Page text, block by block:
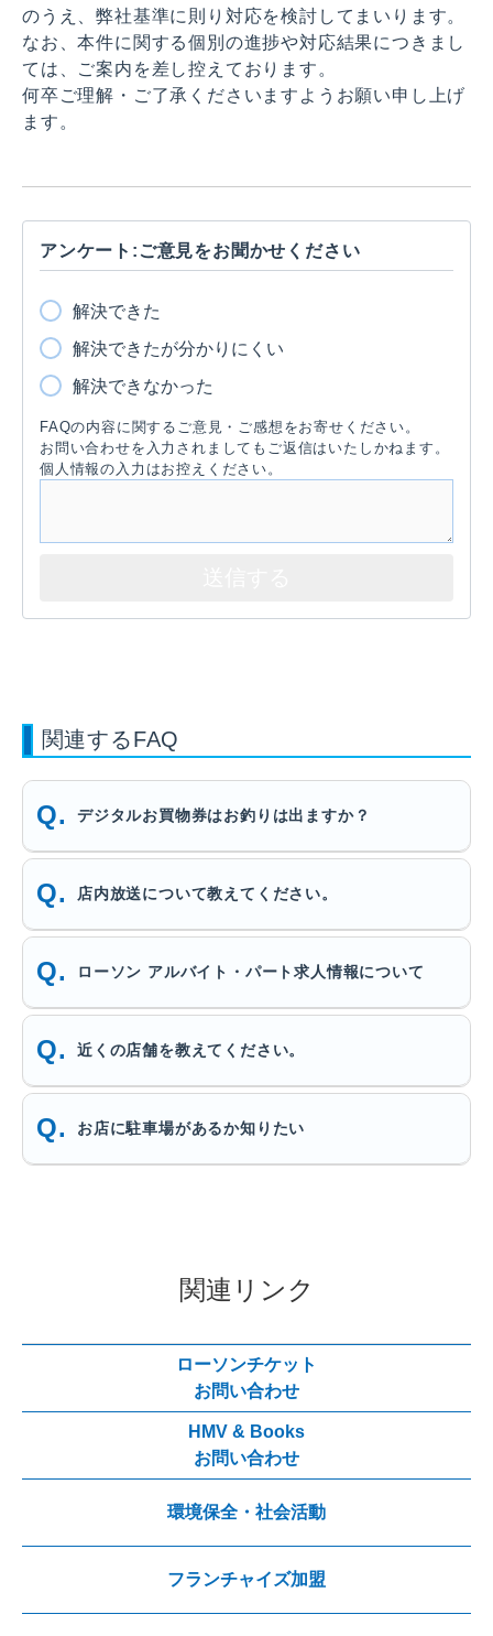
のうえ、弊社基準に則り対応を検討してまいります。
なお、本件に関する個別の進捗や対応結果につきまし
ては、ご案内を差し控えております。
何卒ご理解・ご了承くださいますようお願い申し上げ
ます。
アンケート:ご意見をお聞かせください
解決できた
解決できたが分かりにくい
解決できなかった
FAQの内容に関するご意見・ご感想をお寄せください。
お問い合わせを入力されましてもご返信はいたしかねます。
個人情報の入力はお控えください。
関連するFAQ
デジタルお買物券はお釣りは出ますか？
店内放送について教えてください。
ローソン アルバイト・パート求人情報について
近くの店舗を教えてください。
お店に駐車場があるか知りたい
関連リンク
ローソンチケット
お問い合わせ
HMV & Books
お問い合わせ
環境保全・社会活動
フランチャイズ加盟